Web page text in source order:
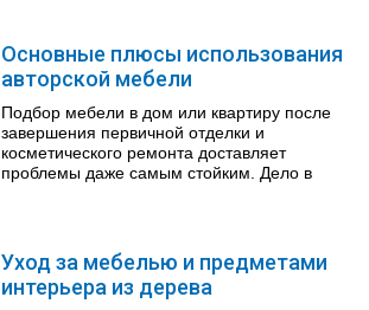
Основные плюсы использования
авторской мебели
Подбор мебели в дом или квартиру после
завершения первичной отделки и
косметического ремонта доставляет
проблемы даже самым стойким. Дело в
Уход за мебелью и предметами
интерьера из дерева